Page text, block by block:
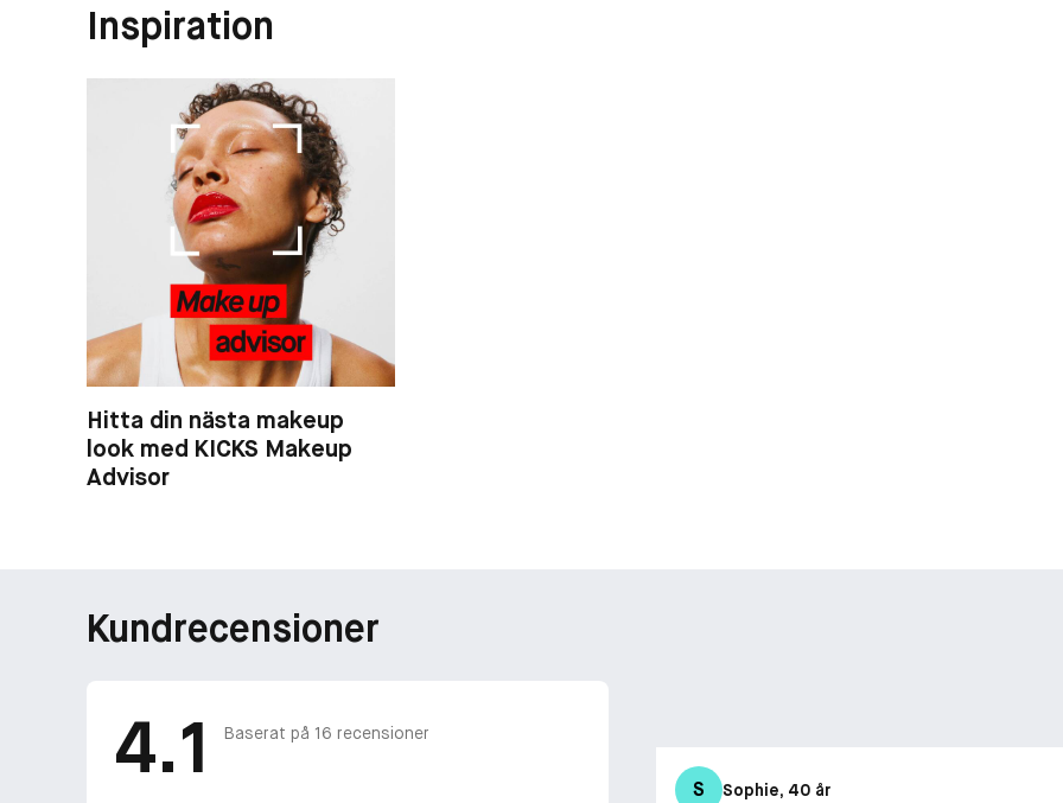
Inspiration
Hitta din nästa makeup
look med KICKS Makeup
Advisor
Kundrecensioner
4.1 Baserat på 16 recensioner
S Sophie, 40 år